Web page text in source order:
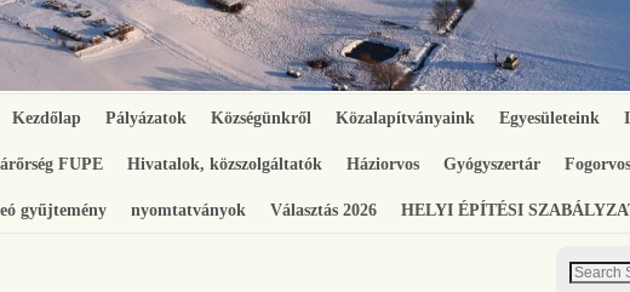
Kezdőlap Pályázatok Községünkről Közalapítványaink Egyesületeink
FUPE Hivatalok, közszolgáltatók Háziorvos Gyógyszertár Fogorvos
gyűjtemény nyomtatványok Választás 2026 HELYI ÉPÍTÉSI